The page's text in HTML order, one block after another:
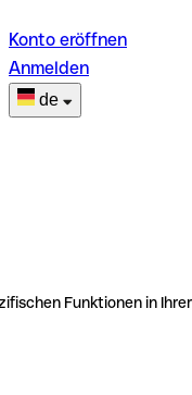
Konto eröffnen
Anmelden
de
Funktionen in Ihrer